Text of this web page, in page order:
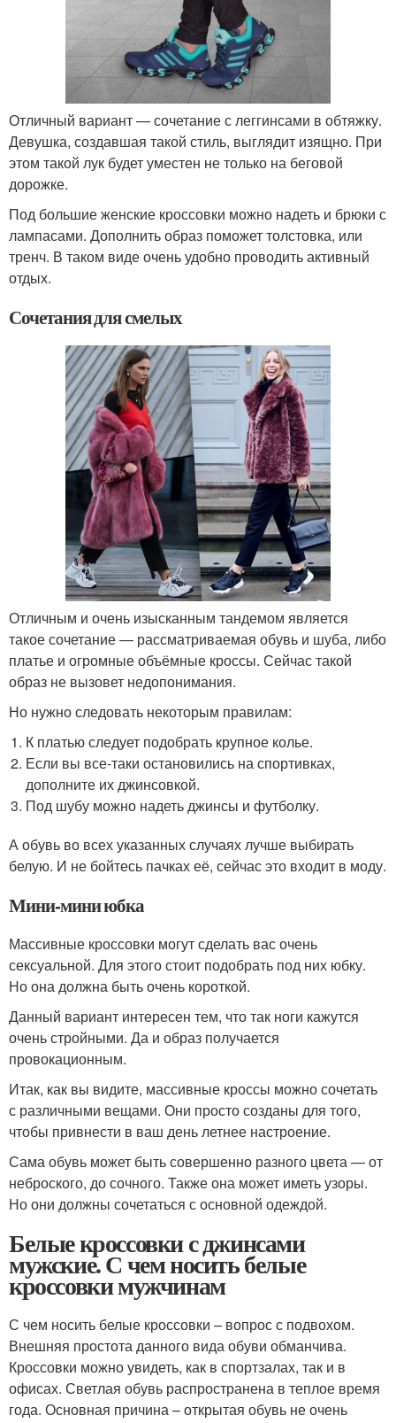
Отличный вариант — сочетание с леггинсами в обтяжку.
Девушка, создавшая такой стиль, выглядит изящно. При
этом такой лук будет уместен не только на беговой
дорожке.
Под большие женские кроссовки можно надеть и брюки с
лампасами. Дополнить образ поможет толстовка, или
тренч. В таком виде очень удобно проводить активный
отдых.
Сочетания для смелых
Отличным и очень изысканным тандемом является
такое сочетание — рассматриваемая обувь и шуба, либо
платье и огромные объёмные кроссы. Сейчас такой
образ не вызовет недопонимания.
Но нужно следовать некоторым правилам:
К платью следует подобрать крупное колье.
Если вы все-таки остановились на спортивках,
дополните их джинсовкой.
Под шубу можно надеть джинсы и футболку.
А обувь во всех указанных случаях лучше выбирать
белую. И не бойтесь пачках её, сейчас это входит в моду.
Мини-мини юбка
Массивные кроссовки могут сделать вас очень
сексуальной. Для этого стоит подобрать под них юбку.
Но она должна быть очень короткой.
Данный вариант интересен тем, что так ноги кажутся
очень стройными. Да и образ получается
провокационным.
Итак, как вы видите, массивные кроссы можно сочетать
с различными вещами. Они просто созданы для того,
чтобы привнести в ваш день летнее настроение.
Сама обувь может быть совершенно разного цвета — от
неброского, до сочного. Также она может иметь узоры.
Но они должны сочетаться с основной одеждой.
Белые кроссовки с джинсами
мужские. С чем носить белые
кроссовки мужчинам
С чем носить белые кроссовки – вопрос с подвохом.
Внешняя простота данного вида обуви обманчива.
Кроссовки можно увидеть, как в спортзалах, так и в
офисах. Светлая обувь распространена в теплое время
года. Основная причина – открытая обувь не очень